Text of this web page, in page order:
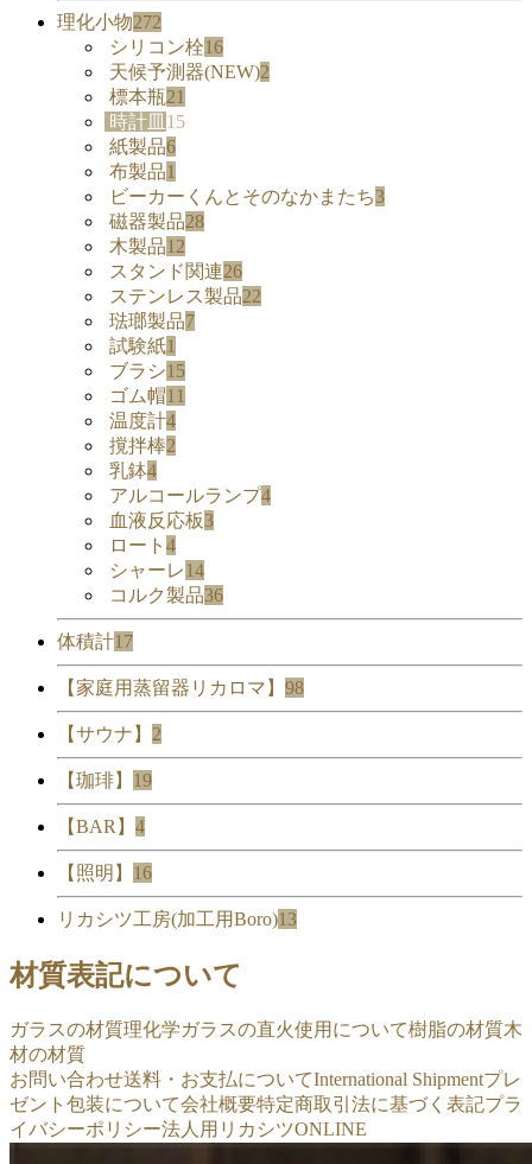
理化小物272
シリコン栓16
天候予測器(NEW)2
標本瓶21
時計皿 15
紙製品6
布製品1
ビーカーくんとそのなかまたち3
磁器製品28
木製品12
スタンド関連26
ステンレス製品22
琺瑯製品7
試験紙1
ブラシ15
ゴム帽11
温度計4
撹拌棒2
乳鉢4
アルコールランプ4
血液反応板3
ロート 4
シャーレ14
コルク製品36
体積計17
【家庭用蒸留器リカロマ】 98
【サウナ】 2
【珈琲】 19
【BAR】 4
【照明】 16
リカシツ工房(加工用Boro)13
材質表記について
ガラスの材質理化学ガラスの直火使用について樹脂の材質木
材の材質
お問い合わせ送料・お支払についてInternational Shipmentプレ
ゼント包装について会社概要特定商取引法に基づく表記プラ
イバシーポリシー法人用リカシツONLINE